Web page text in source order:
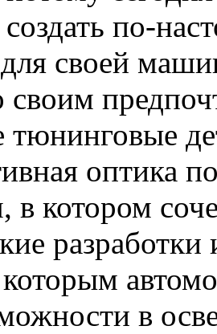
создать по-
для своей
своим
тюнинговые
оптика
в котором
которым
в